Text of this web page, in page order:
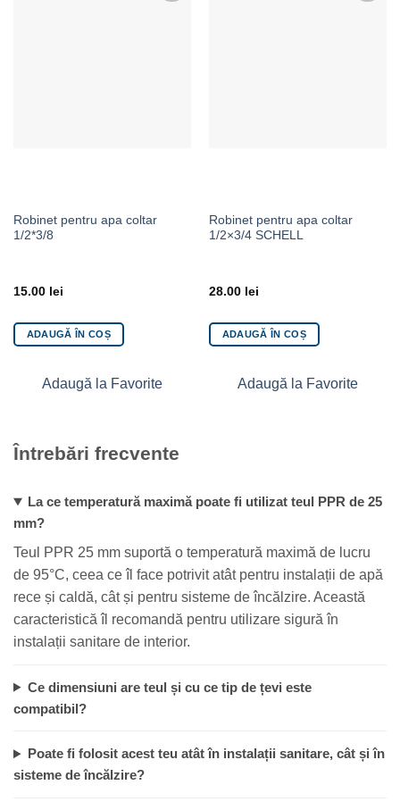
Robinet pentru apa coltar
1/2*3/8
15.00 lei
ADAUGĂ ÎN COȘ
Adaugă la Favorite
Robinet pentru apa coltar
1/2×3/4 SCHELL
28.00 lei
ADAUGĂ ÎN COȘ
Adaugă la Favorite
Întrebări frecvente
La ce temperatură maximă poate fi utilizat teul PPR de 25
mm?
Teul PPR 25 mm suportă o temperatură maximă de lucru
de 95°C, ceea ce îl face potrivit atât pentru instalații de apă
rece și caldă, cât și pentru sisteme de încălzire. Această
caracteristică îl recomandă pentru utilizare sigură în
instalații sanitare de interior.
Ce dimensiuni are teul și cu ce tip de țevi este
compatibil?
Poate fi folosit acest teu atât în instalații sanitare, cât și în
sisteme de încălzire?